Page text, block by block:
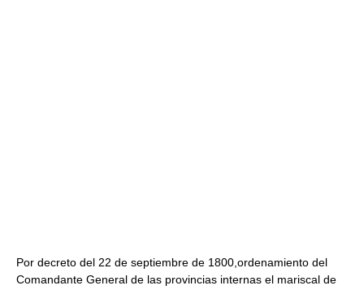
Por decreto del 22 de septiembre de 1800,ordenamiento del
Comandante General de las provincias internas el mariscal de